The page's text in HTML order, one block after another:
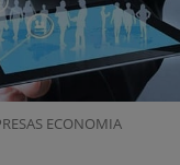
ECONOMIA